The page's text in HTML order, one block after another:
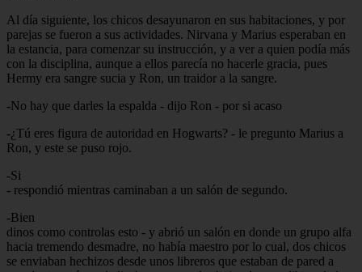
Al día siguiente, los chicos desayunaron en sus habitaciones, y por
parejas se fueron a sus actividades. Nirvana y Marius esperaban en
la estancia, para comenzar su instrucción, y a ver a quien podía más
con la disciplina, aunque a ellos parecía no hacerle gracia, pues
Hermy era sangre sucia y Ron, un traidor a la sangre.
-No hay que darles la espalda - dijo Ron - por si acaso
-¿Tú eres figura de autoridad en Hogwarts? - le pregunto Marius a
Ron, y este se puso rojo.
-Si
- respondió mientras caminaban a un salón de segundo.
-Bien
dinos como controlas esto - y abrió un salón en donde un grupo alfa
hacia tremendo desmadre, no había maestro por lo cual, dos chicos
se enviaban hechizos desde unos libreros que estaban de pared a